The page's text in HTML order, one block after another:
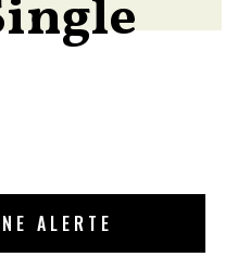
ALERTE